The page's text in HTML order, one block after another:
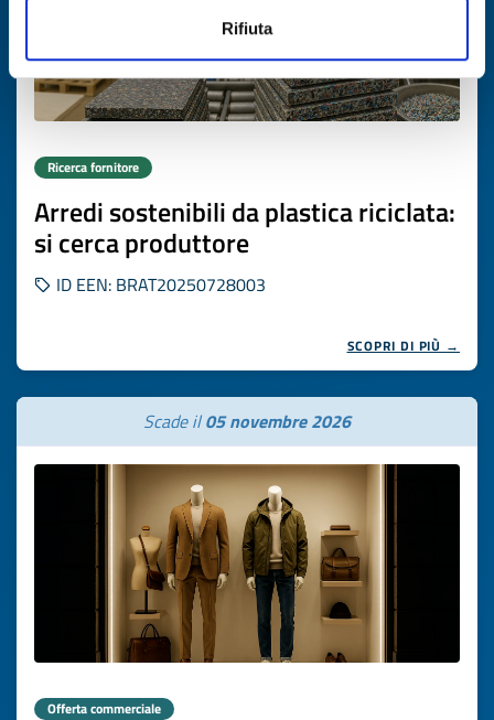
Rifiuta
Ricerca fornitore
Arredi sostenibili da plastica riciclata:
si cerca produttore
ID EEN: BRAT20250728003
SCOPRI DI PIÙ →
Scade il05 novembre 2026
Offerta commerciale